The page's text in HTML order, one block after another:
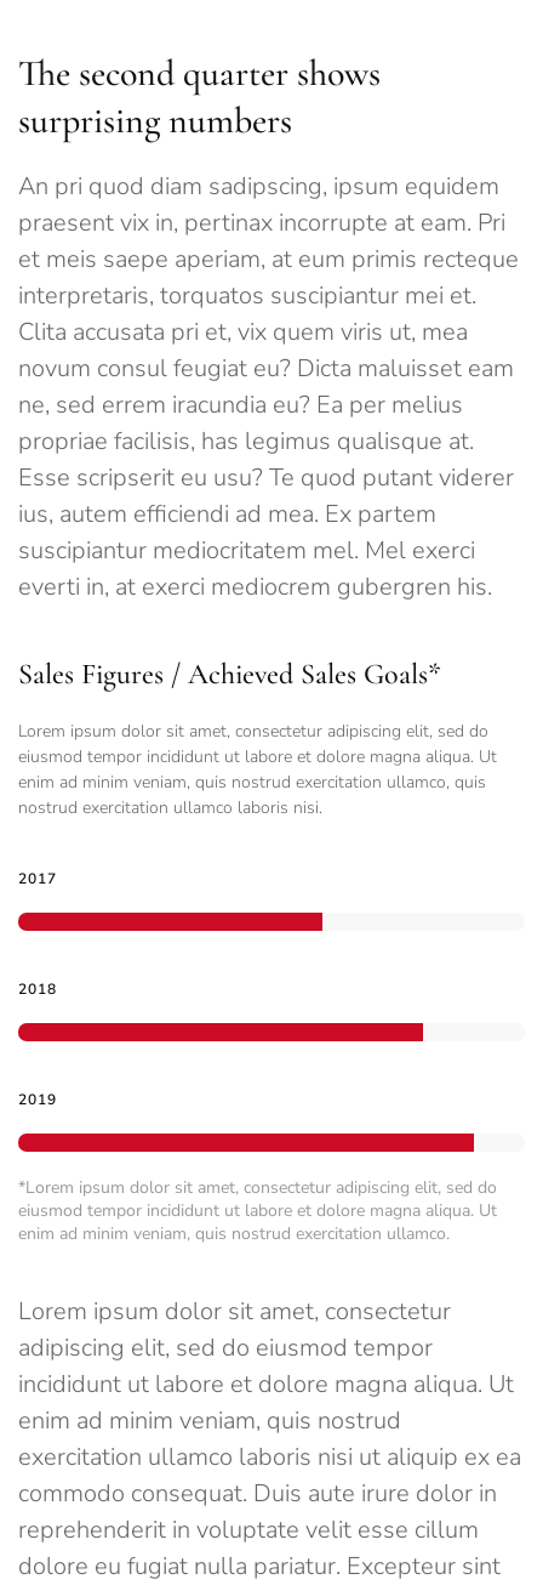
The second quarter shows
surprising numbers
An pri quod diam sadipscing, ipsum equidem
praesent vix in, pertinax incorrupte at eam. Pri
et meis saepe aperiam, at eum primis recteque
interpretaris, torquatos suscipiantur mei et.
Clita accusata pri et, vix quem viris ut, mea
novum consul feugiat eu? Dicta maluisset eam
ne, sed errem iracundia eu? Ea per melius
propriae facilisis, has legimus qualisque at.
Esse scripserit eu usu? Te quod putant viderer
ius, autem efficiendi ad mea. Ex partem
suscipiantur mediocritatem mel. Mel exerci
everti in, at exerci mediocrem gubergren his.
Sales Figures / Achieved Sales Goals*
Lorem ipsum dolor sit amet, consectetur adipiscing elit, sed do
eiusmod tempor incididunt ut labore et dolore magna aliqua. Ut
enim ad minim veniam, quis nostrud exercitation ullamco, quis
nostrud exercitation ullamco laboris nisi.
2017
2018
2019
*Lorem ipsum dolor sit amet, consectetur adipiscing elit, sed do
eiusmod tempor incididunt ut labore et dolore magna aliqua. Ut
enim ad minim veniam, quis nostrud exercitation ullamco.
Lorem ipsum dolor sit amet, consectetur
adipiscing elit, sed do eiusmod tempor
incididunt ut labore et dolore magna aliqua. Ut
enim ad minim veniam, quis nostrud
exercitation ullamco laboris nisi ut aliquip ex ea
commodo consequat. Duis aute irure dolor in
reprehenderit in voluptate velit esse cillum
dolore eu fugiat nulla pariatur. Excepteur sint